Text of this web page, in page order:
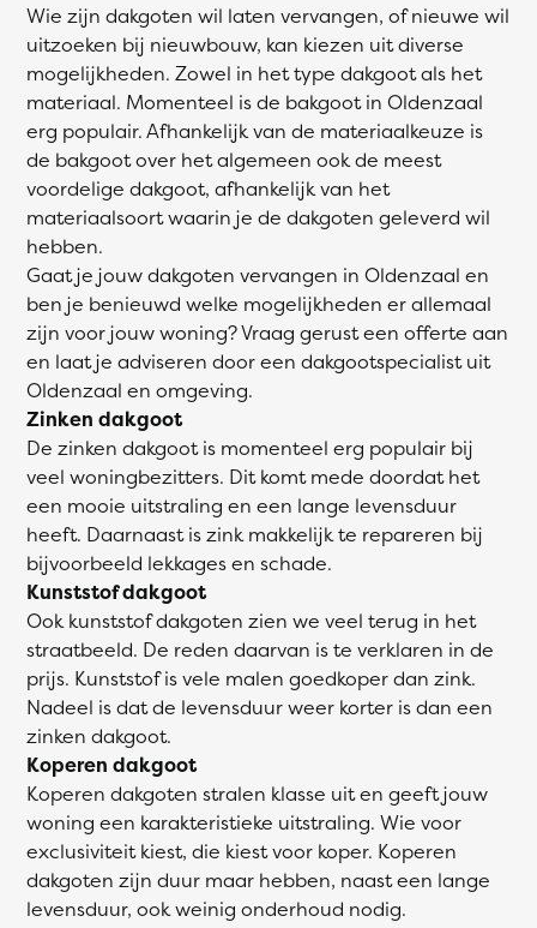
Wie zijn dakgoten wil laten vervangen, of nieuwe wil
uitzoeken bij nieuwbouw, kan kiezen uit diverse
mogelijkheden. Zowel in het type dakgoot als het
materiaal. Momenteel is de bakgoot in Oldenzaal
erg populair. Afhankelijk van de materiaalkeuze is
de bakgoot over het algemeen ook de meest
voordelige dakgoot, afhankelijk van het
materiaalsoort waarin je de dakgoten geleverd wil
hebben.
Gaat je jouw dakgoten vervangen in Oldenzaal en
ben je benieuwd welke mogelijkheden er allemaal
zijn voor jouw woning? Vraag gerust een offerte aan
en laat je adviseren door een dakgootspecialist uit
Oldenzaal en omgeving.
Zinken dakgoot
De zinken dakgoot is momenteel erg populair bij
veel woningbezitters. Dit komt mede doordat het
een mooie uitstraling en een lange levensduur
heeft. Daarnaast is zink makkelijk te repareren bij
bijvoorbeeld lekkages en schade.
Kunststof dakgoot
Ook kunststof dakgoten zien we veel terug in het
straatbeeld. De reden daarvan is te verklaren in de
prijs. Kunststof is vele malen goedkoper dan zink.
Nadeel is dat de levensduur weer korter is dan een
zinken dakgoot.
Koperen dakgoot
Koperen dakgoten stralen klasse uit en geeft jouw
woning een karakteristieke uitstraling. Wie voor
exclusiviteit kiest, die kiest voor koper. Koperen
dakgoten zijn duur maar hebben, naast een lange
levensduur, ook weinig onderhoud nodig.